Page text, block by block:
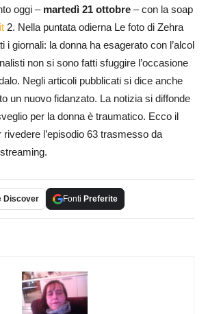
oggi – martedì 21 ottobre – con la soap
2. Nella puntata odierna Le foto di Zehra
i giornali: la donna ha esagerato con l’alcol
non si sono fatti sfuggire l’occasione
Negli articoli pubblicati si dice anche
un nuovo fidanzato. La notizia si diffonde
per la donna è traumatico. Ecco il
l’episodio 63 trasmesso da
Discover Fonti Preferite